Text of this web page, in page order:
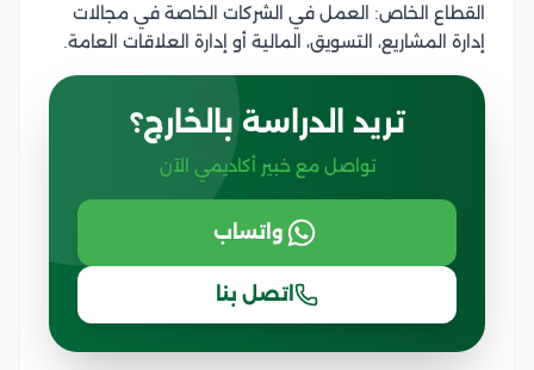
القطاع الخاص: العمل في الشركات الخاصة في مجالات
إدارة المشاريع، التسويق، المالية أو إدارة العلاقات العامة.
تريد الدراسة بالخارج؟
تواصل مع خبير أكاديمي الآن
واتساب
اتصل بنا